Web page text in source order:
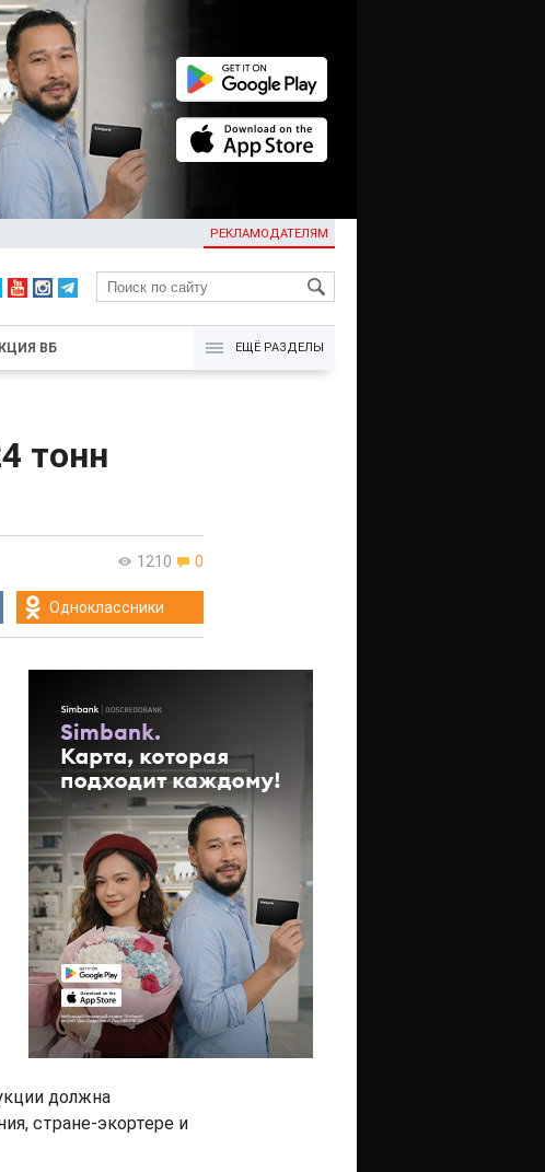
РЕКЛАМОДАТЕЛЯМ
KG
ВБ ЕЩЁ РАЗДЕЛЫ
тонн
1210 0
Одноклассники
должна
стране-экортере и